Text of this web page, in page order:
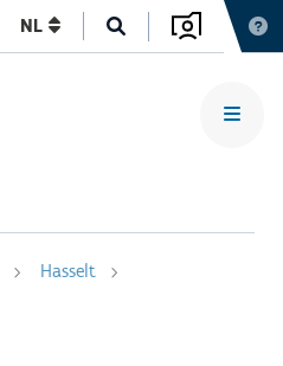
NL
Hasselt